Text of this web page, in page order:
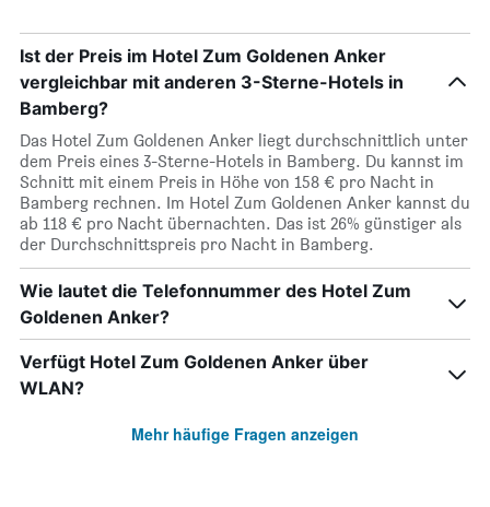
Ist der Preis im Hotel Zum Goldenen Anker
vergleichbar mit anderen 3-Sterne-Hotels in
Bamberg?
Das Hotel Zum Goldenen Anker liegt durchschnittlich unter
dem Preis eines 3-Sterne-Hotels in Bamberg. Du kannst im
Schnitt mit einem Preis in Höhe von 158 € pro Nacht in
Bamberg rechnen. Im Hotel Zum Goldenen Anker kannst du
ab 118 € pro Nacht übernachten. Das ist 26% günstiger als
der Durchschnittspreis pro Nacht in Bamberg.
Wie lautet die Telefonnummer des Hotel Zum
Goldenen Anker?
Verfügt Hotel Zum Goldenen Anker über
WLAN?
Mehr häufige Fragen anzeigen